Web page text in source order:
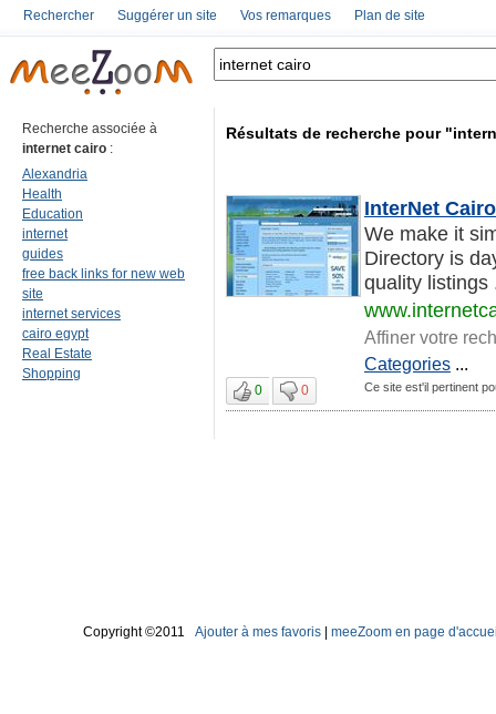
Rechercher Suggérer un site Vos remarques Plan de site
Recherche associée à
internet cairo :
Alexandria
Health
Education
internet
guides
free back links for new web
site
internet services
cairo egypt
Real Estate
Shopping
Résultats de recherche pour
InterNet
We make it
Directory is
quality listings
Affiner votre
Categories ...
0 0 Ce site est'il pertinent
Copyright ©2011 Ajouter à mes favoris meeZoom en page